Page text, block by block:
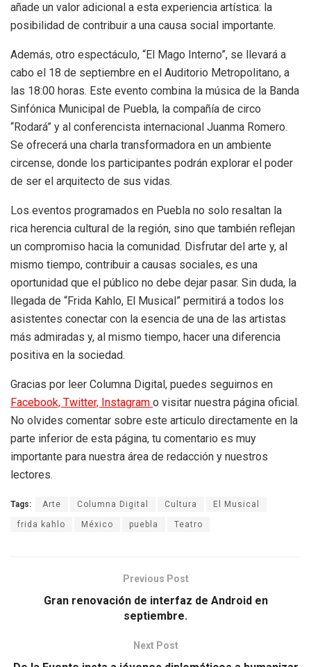
añade un valor adicional a esta experiencia artística: la
posibilidad de contribuir a una causa social importante.
Además, otro espectáculo, “El Mago Interno”, se llevará a
cabo el 18 de septiembre en el Auditorio Metropolitano, a
las 18:00 horas. Este evento combina la música de la Banda
Sinfónica Municipal de Puebla, la compañía de circo
“Rodará” y al conferencista internacional Juanma Romero.
Se ofrecerá una charla transformadora en un ambiente
circense, donde los participantes podrán explorar el poder
de ser el arquitecto de sus vidas.
Los eventos programados en Puebla no solo resaltan la
rica herencia cultural de la región, sino que también reflejan
un compromiso hacia la comunidad. Disfrutar del arte y, al
mismo tiempo, contribuir a causas sociales, es una
oportunidad que el público no debe dejar pasar. Sin duda, la
llegada de “Frida Kahlo, El Musical” permitirá a todos los
asistentes conectar con la esencia de una de las artistas
más admiradas y, al mismo tiempo, hacer una diferencia
positiva en la sociedad.
Gracias por leer Columna Digital, puedes seguirnos en
Facebook, Twitter, Instagram o visitar nuestra página oficial.
No olvides comentar sobre este articulo directamente en la
parte inferior de esta página, tu comentario es muy
importante para nuestra área de redacción y nuestros
lectores.
Tags: Arte Columna Digital Cultura El Musical
frida kahlo México puebla Teatro
Previous Post
Gran renovación de interfaz de Android en
septiembre.
Next Post